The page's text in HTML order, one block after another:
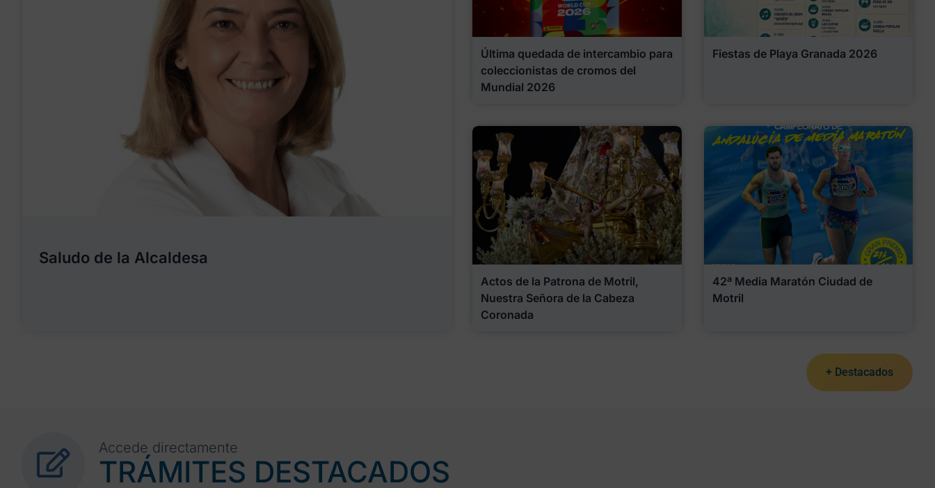
Saludo de la Alcaldesa
Última quedada de intercambio para
coleccionistas de cromos del
Mundial 2026
Fiestas de Playa Granada 2026
Actos de la Patrona de Motril,
Nuestra Señora de la Cabeza
Coronada
42ª Media Maratón Ciudad de
Motril
+ Destacados
Accede directamente
TRÁMITES DESTACADOS